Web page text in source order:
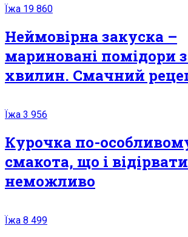
Їжа 19 860
Неймовірна закуска –
мариновані помідори
хвилин. Смачний
Їжа 3 956
Курочка по-
смакота, що і
неможливо
Їжа 8 499